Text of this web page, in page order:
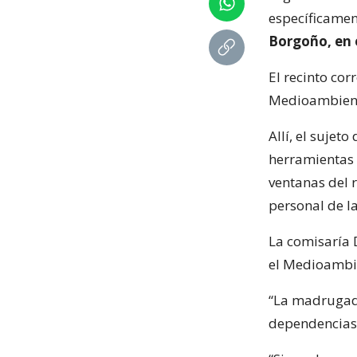
Borgoño, en
El recinto
Allí, el sujeto
ventanas del
personal de
La comisaría
el
“La